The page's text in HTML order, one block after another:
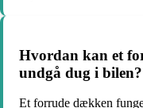
Hvordan kan et
undgå dug i bilen?
Et forrude dækken